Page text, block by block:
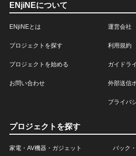
ENjiNEについて
ENjiNEとは
プロジェクトを探す
プロジェクトを始める
お問い合わせ
運営会社
利用規約
ガイドラ
外部送信
プライバ
プロジェクトを探す
家電・AV機器・ガジェット バック